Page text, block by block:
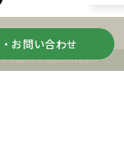
お問い合わせ
RIGHTS RESERVED.